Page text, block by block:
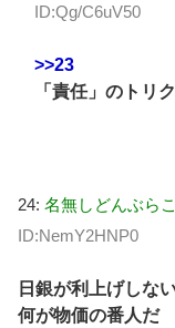
ID:Qg/C6uV50
>>23
「責任」のトリ
24: 名無しどんぶらこ
ID:NemY2HNP0
日銀が利上げしな
何が物価の番人だ